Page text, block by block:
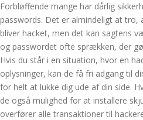
Forbløffende mange har dårlig
passwords. Det er almindeligt at tro,
bliver hacket, men det kan sagtens
og passwordet ofte sprækken, der
Hvis du står i en situation, hvor en
oplysninger, kan de få fri adgang til
for helt at lukke dig ude af din side.
de også mulighed for at installere
overfører alle transaktioner til